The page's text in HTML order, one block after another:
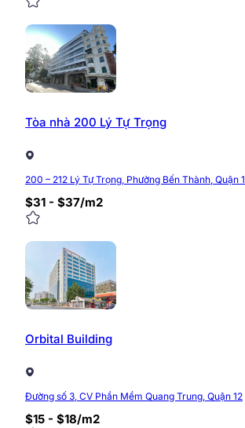
Tòa nhà 200 Lý Tự Trọng
200 – 212 Lý Tự Trọng, Phường Bến Thành, Quận 1
$31 - $37/m2
Orbital Building
Đường số 3, CV Phần Mềm Quang Trung, Quận 12
$15 - $18/m2